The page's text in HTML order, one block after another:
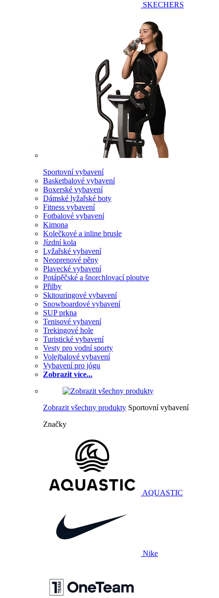
SKECHERS
Sportovní vybavení
Basketbalové vybavení
Boxerské vybavení
Dámské lyžařské boty
Fitness vybavení
Fotbalové vybavení
Kimona
Kolečkové a inline brusle
Jízdní kola
Lyžařské vybavení
Neoprenové pěny
Plavecké vybavení
Potápěčské a šnorchlovací ploutve
Přilby
Skitouringové vybavení
Snowboardové vybavení
SUP prkna
Tenisové vybavení
Trekingové hole
Turistické vybavení
Vesty pro vodní sporty
Volejbalové vybavení
Vybavení pro jógu
Zobrazit více...
Zobrazit všechny produkty Sportovní vybavení
Značky
AQUASTIC
Nike